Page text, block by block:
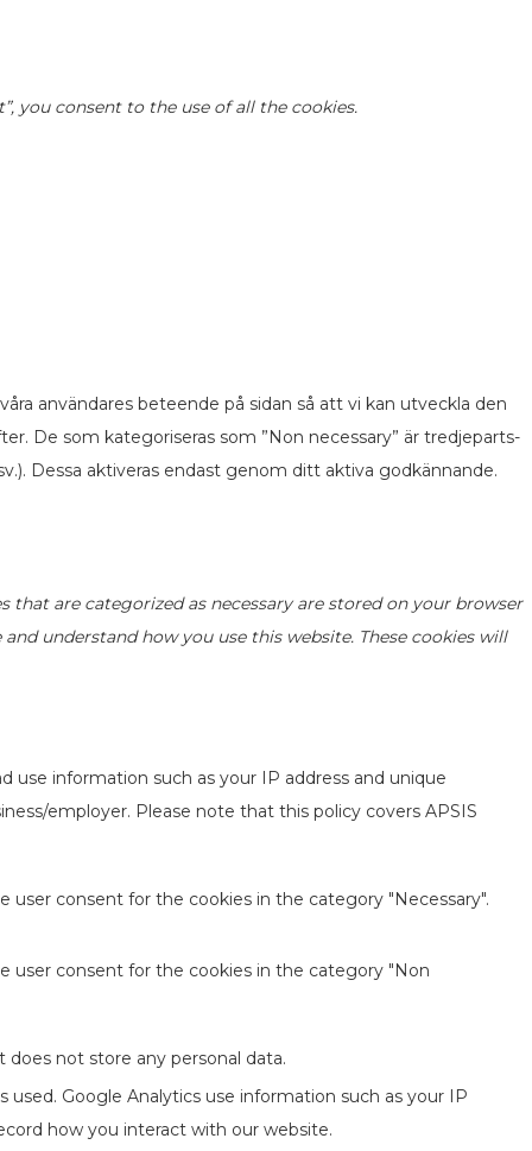
you consent to the use of all the cookies.
användares beteende på sidan så att vi kan utveckla den
De som kategoriseras som ”Non necessary” är tredjeparts-
Dessa aktiveras endast genom ditt aktiva godkännande.
are categorized as necessary are stored on your browser
understand how you use this website. These cookies will
use information such as your IP address and unique
employer. Please note that this policy covers APSIS
user consent for the cookies in the category "Necessary".
user consent for the cookies in the category "Non
not store any personal data.
Google Analytics use information such as your IP
how you interact with our website.